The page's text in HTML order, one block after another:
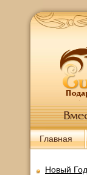
Главная
Новый